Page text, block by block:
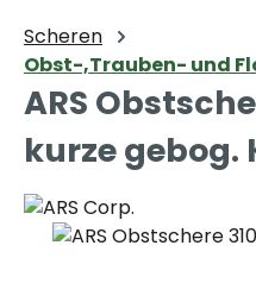
Scheren
Obst-,Trauben- und
ARS
kurze gebog.
Bildergalerie